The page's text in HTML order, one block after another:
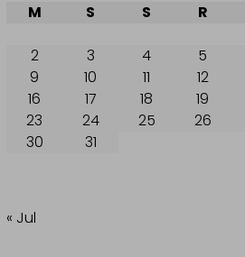
M S S R
2
3 4 5
9
10 11 12
16
17 18 19
23
24 25 26
30
31
« Jul